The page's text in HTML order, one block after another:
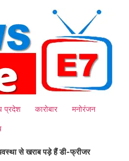
प्रदेश कारोबार
मनोरंजन
से खराब पड़े हैं डी-फ्रीजर